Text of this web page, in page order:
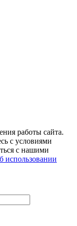
работы сайта.
с условиями
с нашими
использовании